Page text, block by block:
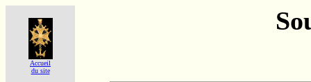
Accueil
du site